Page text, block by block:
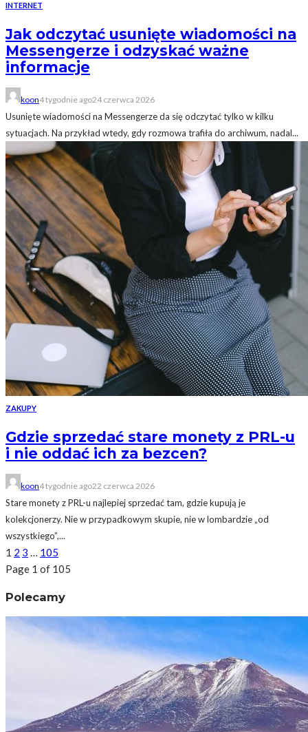
INTERNET
Jak odczytać usunięte wiadomości na
Messengerze i odzyskać ważne
informacje
koon4 tygodnie ago24 czerwca 2026
Usunięte wiadomości na Messengerze da się odczytać tylko w kilku
sytuacjach. Na przykład wtedy, gdy rozmowa trafiła do archiwum, nadal...
ZAKUPY
Gdzie sprzedać stare monety z PRL-u
i nie oddać ich za bezcen?
koon4 tygodnie ago22 czerwca 2026
Stare monety z PRL-u najlepiej sprzedać tam, gdzie kupują je
kolekcjonerzy. Nie w przypadkowym skupie, nie w lombardzie „od
wszystkiego”,...
1 2 3 … 105
Page 1 of 105
Polecamy